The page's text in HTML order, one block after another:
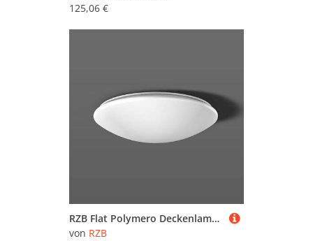
125,06 €
RZB Flat Polymero Deckenlampe on/off 21W 36cm 830
von RZB